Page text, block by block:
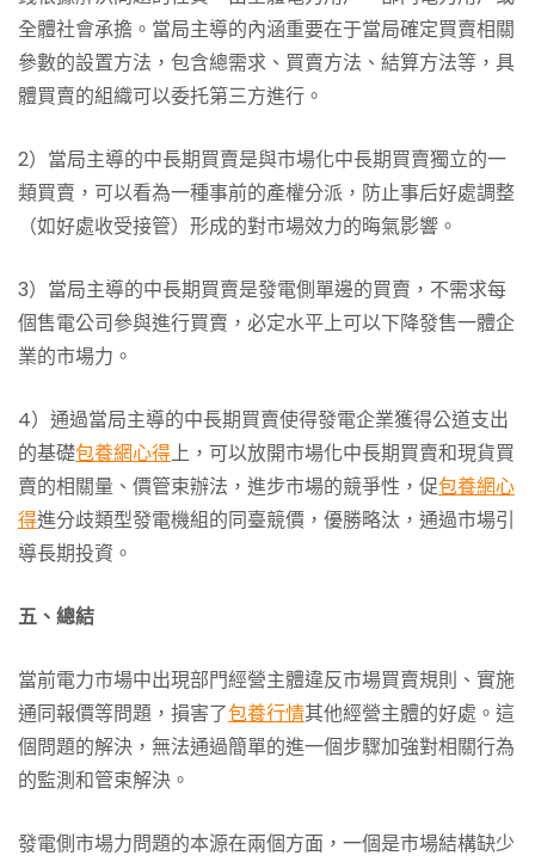
全體社會承擔。當局主導的內涵重要在于當局確定買賣相關
參數的設置方法，包含總需求、買賣方法、結算方法等，具
體買賣的組織可以委托第三方進行。
2）當局主導的中長期買賣是與市場化中長期買賣獨立的一
類買賣，可以看為一種事前的產權分派，防止事后好處調整
（如好處收受接管）形成的對市場效力的晦氣影響。
3）當局主導的中長期買賣是發電側單邊的買賣，不需求每
個售電公司參與進行買賣，必定水平上可以下降發售一體企
業的市場力。
4）通過當局主導的中長期買賣使得發電企業獲得公道支出
的基礎包養網心得上，可以放開市場化中長期買賣和現貨買
賣的相關量、價管束辦法，進步市場的競爭性，促包養網心
得進分歧類型發電機組的同臺競價，優勝略汰，通過市場引
導長期投資。
五、總結
當前電力市場中出現部門經營主體違反市場買賣規則、實施
通同報價等問題，損害了包養行情其他經營主體的好處。這
個問題的解決，無法通過簡單的進一個步驟加強對相關行為
的監測和管束解決。
發電側市場力問題的本源在兩個方面，一個是市場結構缺少